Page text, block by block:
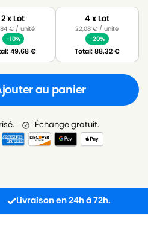
2 x Lot
€/ unité
-10%
49,68€
4 x Lot
22,08€ / unité
-20%
Total:88,32€
au panier
Échange gratuit.
Livraison en 24h à 72h.